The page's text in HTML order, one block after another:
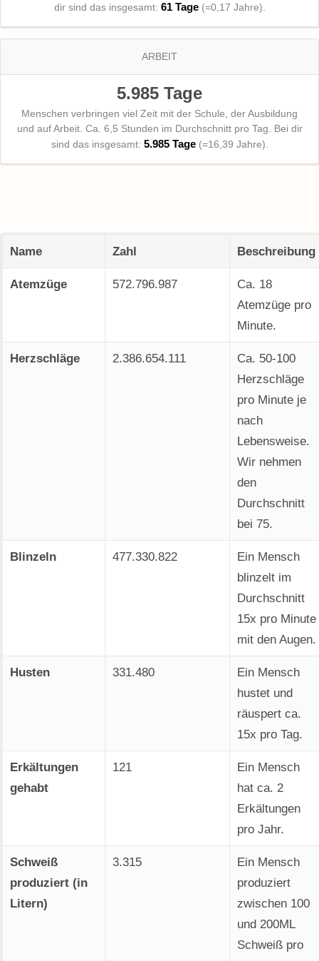
dir sind das insgesamt: 61 Tage(=0,17 Jahre).
ARBEIT
5.985 Tage
Menschen verbringen viel Zeit mit der Schule, der Ausbildung
und auf Arbeit. Ca. 6,5 Stunden im Durchschnitt pro Tag. Bei dir
sind das insgesamt: 5.985 Tage(=16,39 Jahre).
Name Zahl Beschreibung
Atemzüge 572.796.987
Ca. 18
Atemzüge pro
Minute.
Herzschläge 2.386.654.113
Ca. 50-100
Herzschläge
pro Minute je
nach
Lebensweise.
Wir nehmen
den
Durchschnitt
bei 75.
Blinzeln 477.330.823
Ein Mensch
blinzelt im
Durchschnitt
15x pro Minute
mit den Augen.
Husten 331.480
Ein Mensch
hustet und
räuspert ca.
15x pro Tag.
Erkältungen
gehabt
121
Ein Mensch
hat ca. 2
Erkältungen
pro Jahr.
Schweiß
produziert (in
Litern)
3.315
Ein Mensch
produziert
zwischen 100
und 200ML
Schweiß pro